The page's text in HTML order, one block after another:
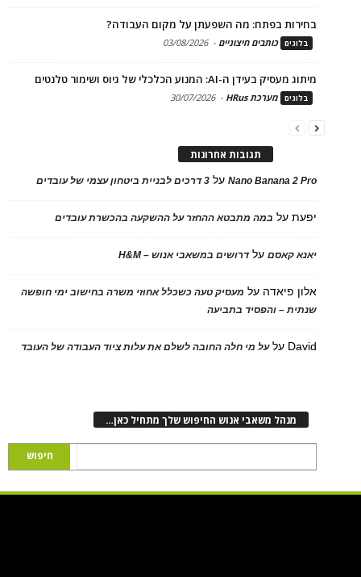
בחירות בפתח: מה השפעתן על מקום העבודה?
בלוגים כותבים חיצוניים -
03/08/2026
מיתוג מעסיק בעידן ה-AI: המנוע הכלכלי של גיוס ושימור טלנטים
בלוגים מערכת HRus -
30/07/2026
תגובות אחרונות
Nano Banana 2 Proעל 3 דרכים לבניית ביטחון עצמי של עובדים
יפעתעל במה מתבטא ההחזר על ההשקעה בהכשרת עובדים
יאנא קאסםעלדרושים במשאבי אנוש – H&M
אלון פיאדה על מעסיק טעה כשכלל אחוזי משרה בחישוב ימי חופשה
שנתית – והפסיד בתביעה
David עלעל מי חלה החובה לשלם את עלות ציוד העבודה של העובד
מנהל משאבי אנוש החיפוש שלך מתחיל כאן…